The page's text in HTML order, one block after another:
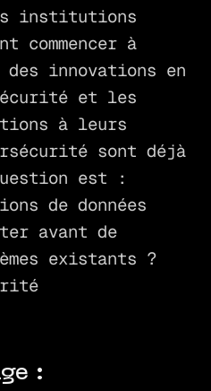
institutions
commencer à
innovations en
et les
à leurs
sont déjà
est :
de données
avant de
existants ?
: